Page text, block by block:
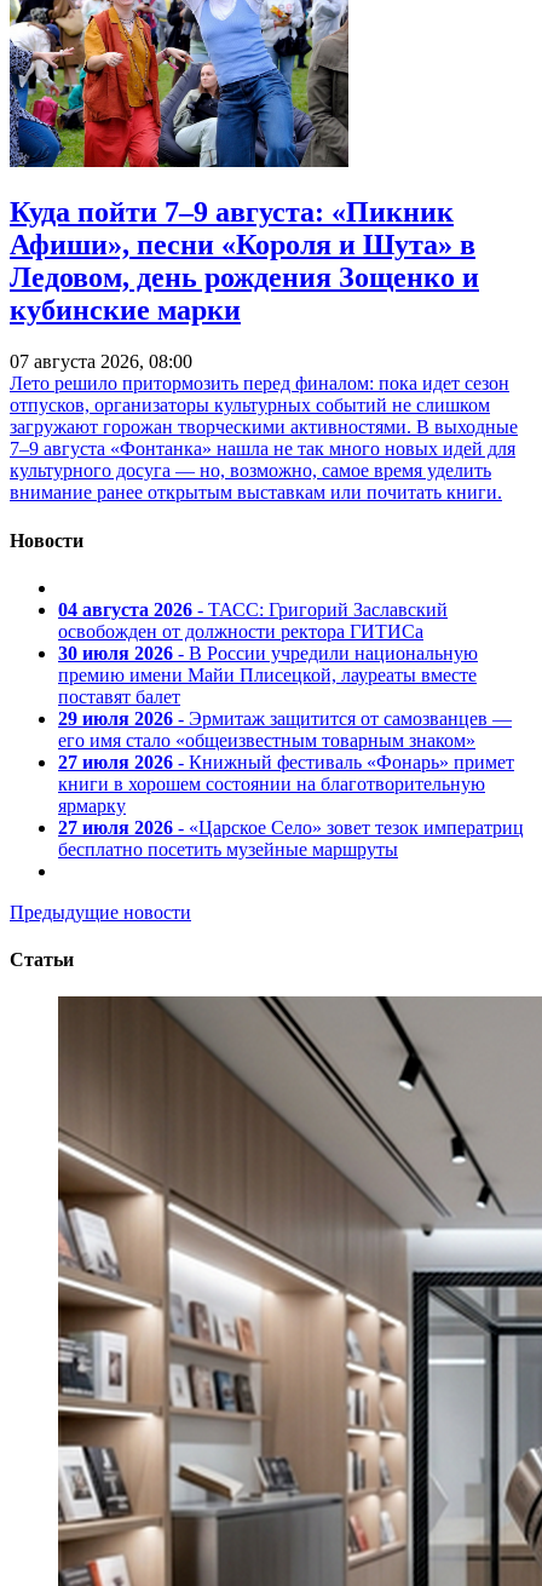
Куда пойти 7–9 августа: «Пикник
Афиши», песни «Короля и Шута» в
Ледовом, день рождения Зощенко и
кубинские марки
07 августа 2026, 08:00
Лето решило притормозить перед финалом: пока идет сезон
отпусков, организаторы культурных событий не слишком
загружают горожан творческими активностями. В выходные
7–9 августа «Фонтанка» нашла не так много новых идей для
культурного досуга — но, возможно, самое время уделить
внимание ранее открытым выставкам или почитать книги.
Новости
04 августа 2026 - ТАСС: Григорий Заславский
освобожден от должности ректора ГИТИСа
30 июля 2026 - В России учредили национальную
премию имени Майи Плисецкой, лауреаты вместе
поставят балет
29 июля 2026 - Эрмитаж защитится от самозванцев —
его имя стало «общеизвестным товарным знаком»
27 июля 2026 - Книжный фестиваль «Фонарь» примет
книги в хорошем состоянии на благотворительную
ярмарку
27 июля 2026 - «Царское Село» зовет тезок императриц
бесплатно посетить музейные маршруты
Предыдущие новости
Статьи